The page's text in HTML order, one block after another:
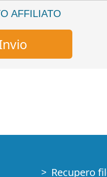
AFFILIATO
Recupero